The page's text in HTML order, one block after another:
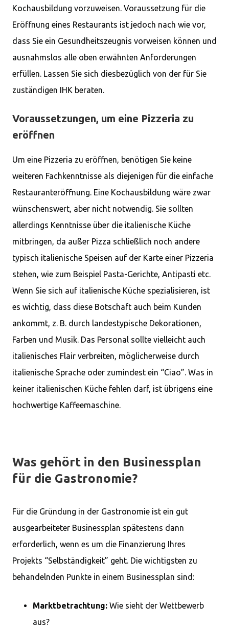
Kochausbildung vorzuweisen. Voraussetzung für die
Eröffnung eines Restaurants ist jedoch nach wie vor,
dass Sie ein Gesundheitszeugnis vorweisen können und
ausnahmslos alle oben erwähnten Anforderungen
erfüllen. Lassen Sie sich diesbezüglich von der für Sie
zuständigen IHK beraten.
Voraussetzungen, um eine Pizzeria zu
eröffnen
Um eine Pizzeria zu eröffnen, benötigen Sie keine
weiteren Fachkenntnisse als diejenigen für die einfache
Restauranteröffnung. Eine Kochausbildung wäre zwar
wünschenswert, aber nicht notwendig. Sie sollten
allerdings Kenntnisse über die italienische Küche
mitbringen, da außer Pizza schließlich noch andere
typisch italienische Speisen auf der Karte einer Pizzeria
stehen, wie zum Beispiel Pasta-Gerichte, Antipasti etc.
Wenn Sie sich auf italienische Küche spezialisieren, ist
es wichtig, dass diese Botschaft auch beim Kunden
ankommt, z. B. durch landestypische Dekorationen,
Farben und Musik. Das Personal sollte vielleicht auch
italienisches Flair verbreiten, möglicherweise durch
italienische Sprache oder zumindest ein “Ciao”. Was in
keiner italienischen Küche fehlen darf, ist übrigens eine
hochwertige Kaffeemaschine.
Was gehört in den Businessplan
für die Gastronomie?
Für die Gründung in der Gastronomie ist ein gut
ausgearbeiteter Businessplan spätestens dann
erforderlich, wenn es um die Finanzierung Ihres
Projekts “Selbständigkeit” geht. Die wichtigsten zu
behandelnden Punkte in einem Businessplan sind:
Marktbetrachtung: Wie sieht der Wettbewerb
aus?